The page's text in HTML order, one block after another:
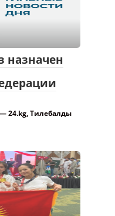
назначен
24.kg, Тилебалды